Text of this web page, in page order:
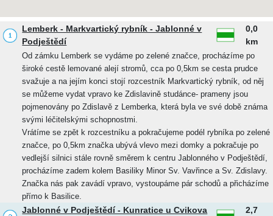
Lemberk - Markvartický rybník - Jablonné v
Podještědí
0,0
km
Od zámku Lemberk se vydáme po zelené značce, procházíme po
široké cestě lemované alejí stromů, cca po 0,5km se cesta prudce
svažuje a na jejím konci stojí rozcestník Markvartický rybník, od něj
se můžeme vydat vpravo ke Zdislavině studánce- prameny jsou
pojmenovány po Zdislavě z Lemberka, která byla ve své době známa
svými léčitelskými schopnostmi.
Vrátíme se zpět k rozcestníku a pokračujeme podél rybníka po zelené
značce, po 0,5km značka ubývá vlevo mezi domky a pokračuje po
vedlejší silnici stále rovně směrem k centru Jablonného v Podještědí,
procházíme zadem kolem Basiliky Minor Sv. Vavřince a Sv. Zdislavy.
Značka nás pak zavádí vpravo, vystoupáme pár schodů a přicházíme
přímo k Basilice.
Jablonné v Podještědí - Kunratice u Cvikova
2,7